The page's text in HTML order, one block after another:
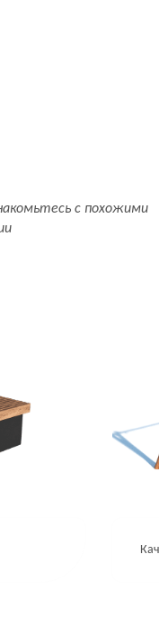
с похожими